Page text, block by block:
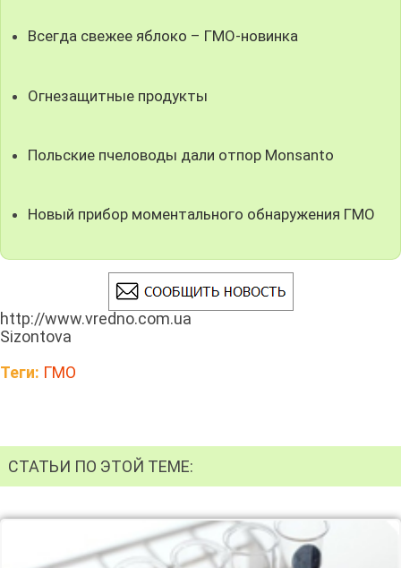
Всегда свежее яблоко – ГМО-новинка
Огнезащитные продукты
Польские пчеловоды дали отпор Monsanto
Новый прибор моментального обнаружения ГМО
http://www.vredno.com.ua
Sizontova
Теги: ГМО
СТАТЬИ ПО ЭТОЙ ТЕМЕ: